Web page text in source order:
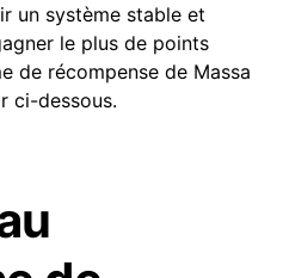
un système stable et
le plus de points
de récompense de Massa
ci-dessous.